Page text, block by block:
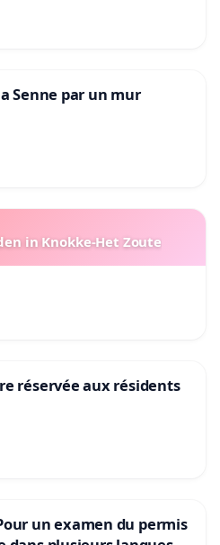
Senne par un mur
in Knokke-Het Zoute
réservée aux résidents
un examen du permis